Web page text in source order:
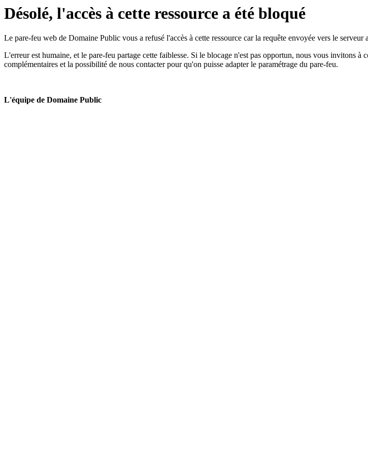
Désolé, l'accès à cette ressource a été bloqué
Le pare-feu web de Domaine Public vous a refusé l'accès à cette ressource car la requête envoyée vers le serveur
L'erreur est humaine, et le pare-feu partage cette faiblesse. Si le blocage n'est pas opportun, nous vous invitons à
complémentaires et la possibilité de nous contacter pour qu'on puisse adapter le paramétrage du pare-feu.
L'équipe de Domaine Public